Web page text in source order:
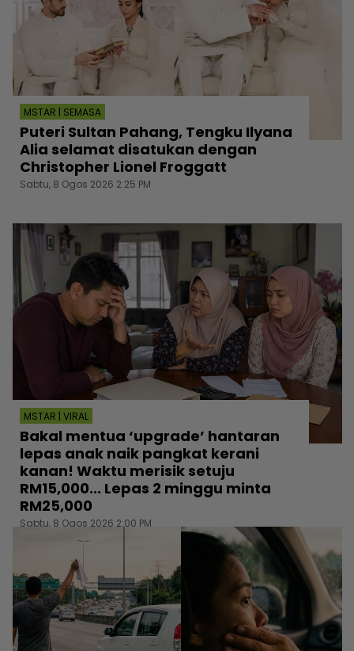
MSTAR | SEMASA
Puteri Sultan Pahang, Tengku Ilyana
Alia selamat disatukan dengan
Christopher Lionel Froggatt
Sabtu, 8 Ogos 2026 2:25 PM
MSTAR | VIRAL
Bakal mentua ‘upgrade’ hantaran
lepas anak naik pangkat kerani
kanan! Waktu merisik setuju
RM15,000... Lepas 2 minggu minta
RM25,000
Sabtu, 8 Ogos 2026 2:00 PM